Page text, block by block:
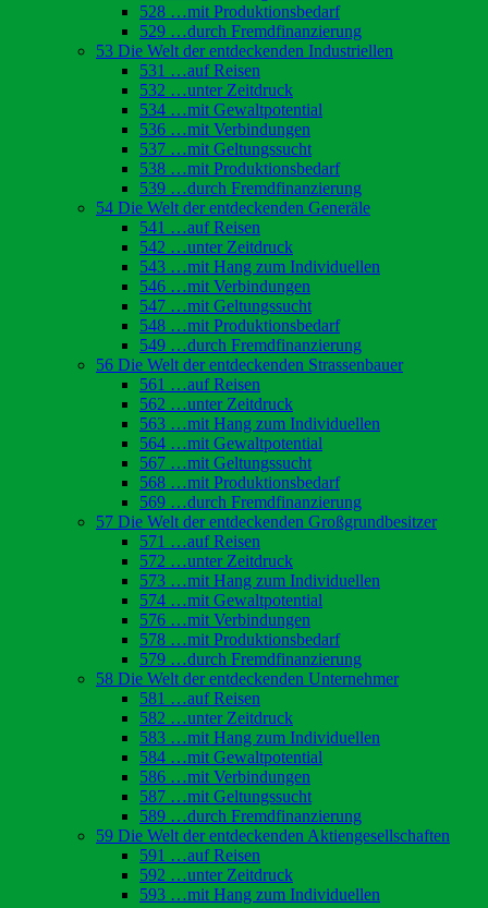
528 …mit Produktionsbedarf
529 …durch Fremdfinanzierung
53 Die Welt der entdeckenden Industriellen
531 …auf Reisen
532 …unter Zeitdruck
534 …mit Gewaltpotential
536 …mit Verbindungen
537 …mit Geltungssucht
538 …mit Produktionsbedarf
539 …durch Fremdfinanzierung
54 Die Welt der entdeckenden Generäle
541 …auf Reisen
542 …unter Zeitdruck
543 …mit Hang zum Individuellen
546 …mit Verbindungen
547 …mit Geltungssucht
548 …mit Produktionsbedarf
549 …durch Fremdfinanzierung
56 Die Welt der entdeckenden Strassenbauer
561 …auf Reisen
562 …unter Zeitdruck
563 …mit Hang zum Individuellen
564 …mit Gewaltpotential
567 …mit Geltungssucht
568 …mit Produktionsbedarf
569 …durch Fremdfinanzierung
57 Die Welt der entdeckenden Großgrundbesitzer
571 …auf Reisen
572 …unter Zeitdruck
573 …mit Hang zum Individuellen
574 …mit Gewaltpotential
576 …mit Verbindungen
578 …mit Produktionsbedarf
579 …durch Fremdfinanzierung
58 Die Welt der entdeckenden Unternehmer
581 …auf Reisen
582 …unter Zeitdruck
583 …mit Hang zum Individuellen
584 …mit Gewaltpotential
586 …mit Verbindungen
587 …mit Geltungssucht
589 …durch Fremdfinanzierung
59 Die Welt der entdeckenden Aktiengesellschaften
591 …auf Reisen
592 …unter Zeitdruck
593 …mit Hang zum Individuellen